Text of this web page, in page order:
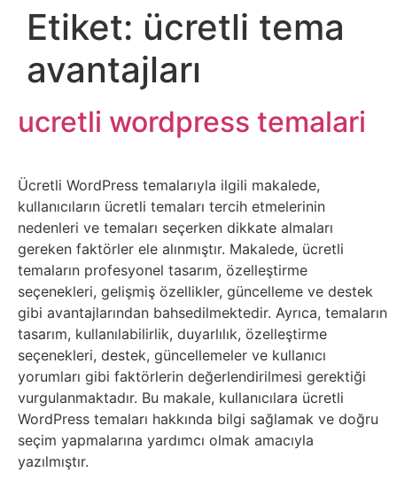
Bankacılık
İşlemleri
Belgesel
Bilgisayar
Bilim
Bitcoin
Bitkiler
Çizgi
Film
Diğer
Etiket: ücretli tema
avantajları
ucretli wordpress temalari
Ücretli WordPress temalarıyla ilgili makalede,
kullanıcıların ücretli temaları tercih etmelerinin
nedenleri ve temaları seçerken dikkate almaları
gereken faktörler ele alınmıştır. Makalede, ücretli
temaların profesyonel tasarım, özelleştirme
seçenekleri, gelişmiş özellikler, güncelleme ve destek
gibi avantajlarından bahsedilmektedir. Ayrıca, temaların
tasarım, kullanılabilirlik, duyarlılık, özelleştirme
seçenekleri, destek, güncellemeler ve kullanıcı
yorumları gibi faktörlerin değerlendirilmesi gerektiği
vurgulanmaktadır. Bu makale, kullanıcılara ücretli
WordPress temaları hakkında bilgi sağlamak ve doğru
seçim yapmalarına yardımcı olmak amacıyla
yazılmıştır.